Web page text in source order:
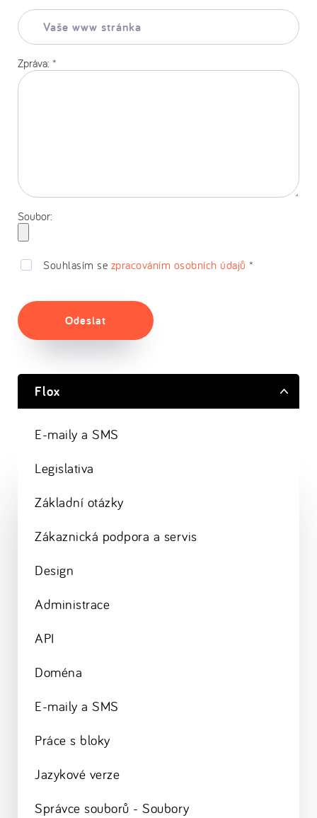
Vaše
www
stránka:
Zpráva: *
Soubor:
Souhlasím se zpracováním osobních údajů *
Odeslat
Flox
E-maily a SMS
Legislativa
Základní otázky
Zákaznická podpora a servis
Design
Administrace
API
Doména
E-maily a SMS
Práce s bloky
Jazykové verze
Správce souborů - Soubory